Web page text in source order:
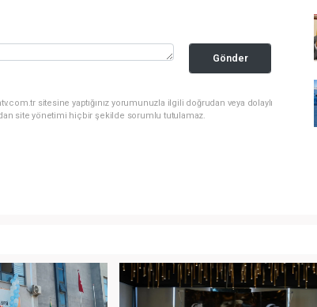
Gönder
sitesine yaptığınız yorumunuzla ilgili doğrudan veya dolaylı
site yönetimi hiçbir şekilde sorumlu tutulamaz.